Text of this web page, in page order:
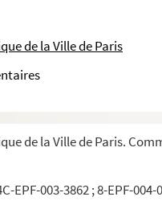
de la Ville de Paris
de la Ville de Paris.
EPF-003-3862 ; 8-EPF-